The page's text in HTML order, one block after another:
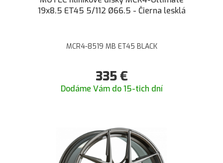
19x8.5 ET45 5/112 Ø66.5 - Čierna lesklá
MCR4-8519 MB ET45 BLACK
335€
Dodáme Vám do 15-tich dní